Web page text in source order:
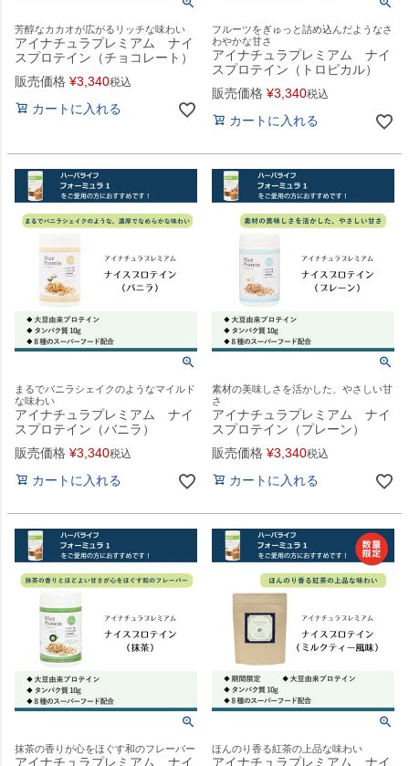
芳醇なカカオが広がるリッチな味わい
アイナチュラプレミアム ナイ
スプロテイン（チョコレート）
販売価格 ¥3,340税込
カートに入れる
フルーツをぎゅっと詰め込んだようなさ
わやかな甘さ
アイナチュラプレミアム ナイ
スプロテイン（トロピカル）
販売価格 ¥3,340税込
カートに入れる
まるでバニラシェイクのようなマイルド
な味わい
アイナチュラプレミアム ナイ
スプロテイン（バニラ）
販売価格 ¥3,340税込
カートに入れる
素材の美味しさを活かした、やさしい甘
さ
アイナチュラプレミアム ナイ
スプロテイン（プレーン）
販売価格 ¥3,340税込
カートに入れる
抹茶の香りが心をほぐす和のフレーバー
アイナチュラプレミアム ナイ
ほんのり香る紅茶の上品な味わい
アイナチュラプレミアム ナイ